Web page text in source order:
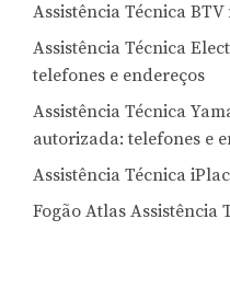
Assistência Técnica
Assistência Técnica
telefones e endereços
Assistência Técnica
autorizada: telefones e
Assistência Técnica
Fogão Atlas Assistência